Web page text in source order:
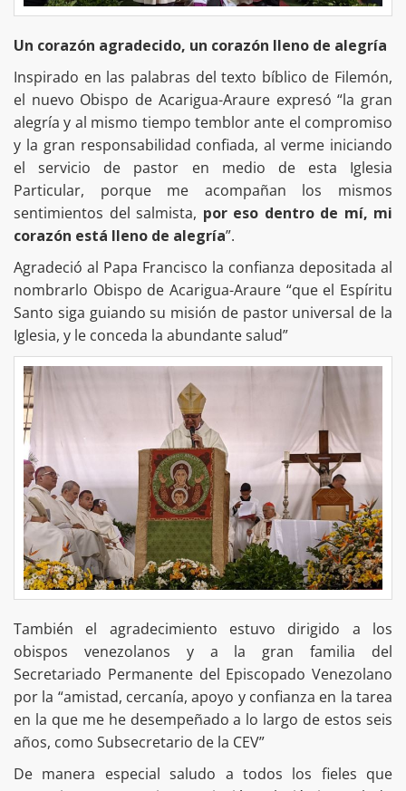
Un corazón agradecido, un corazón lleno de alegría
Inspirado en las palabras del texto bíblico de Filemón,
el nuevo Obispo de Acarigua-Araure expresó “la gran
alegría y al mismo tiempo temblor ante el compromiso
y la gran responsabilidad confiada, al verme iniciando
el servicio de pastor en medio de esta Iglesia
Particular, porque me acompañan los mismos
sentimientos del salmista, por eso dentro de mí, mi
corazón está lleno de alegría”.
Agradeció al Papa Francisco la confianza depositada al
nombrarlo Obispo de Acarigua-Araure “que el Espíritu
Santo siga guiando su misión de pastor universal de la
Iglesia, y le conceda la abundante salud”
También el agradecimiento estuvo dirigido a los
obispos venezolanos y a la gran familia del
Secretariado Permanente del Episcopado Venezolano
por la “amistad, cercanía, apoyo y confianza en la tarea
en la que me he desempeñado a lo largo de estos seis
años, como Subsecretario de la CEV”
De manera especial saludo a todos los fieles que